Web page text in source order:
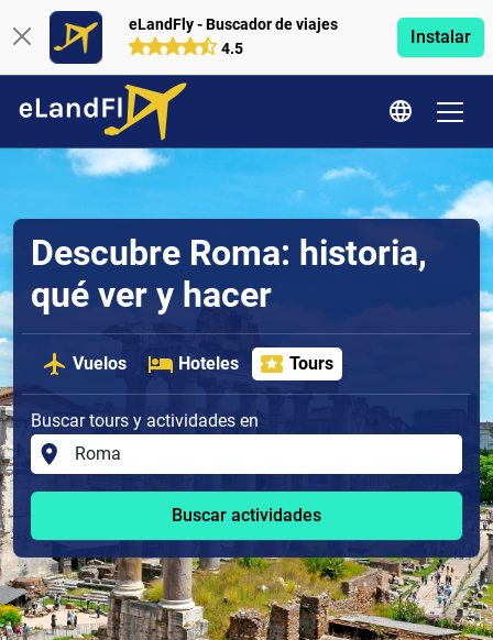
eLandFly - Buscador de viajes
4.5
Instalar
Descubre Roma: historia,
qué ver y hacer
Vuelos Hoteles Tours
Buscar tours y actividades en
Buscar actividades